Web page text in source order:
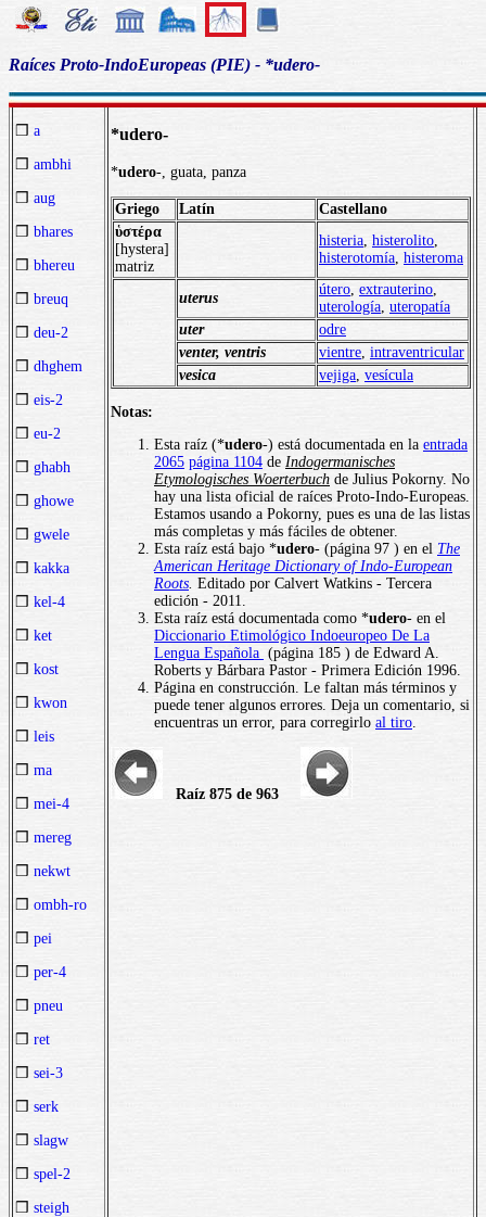
Raíces Proto-IndoEuropeas (PIE) - *udero-
❒ a
❒ ambhi
❒ aug
❒ bhares
❒ bhereu
❒ breuq
❒ deu-2
❒ dhghem
❒ eis-2
❒ eu-2
❒ ghabh
❒ ghowe
❒ gwele
❒ kakka
❒ kel-4
❒ ket
❒ kost
❒ kwon
❒ leis
❒ ma
❒ mei-4
❒ mereg
❒ nekwt
❒ ombh-ro
❒ pei
❒ per-4
❒ pneu
❒ ret
❒ sei-3
❒ serk
❒ slagw
❒ spel-2
❒ steigh
*udero-
*udero-, guata, panza
Griego Latín
Castellano
ὑστέρα
[hystera]
matriz
histeria histerolito
histerotomía histeroma
uterus
útero extrauterino
uterología uteropatía
uter
odre
venter, ventris
vientre intraventricular
vesica
vejiga vesícula
Notas:
Esta raíz (*udero-) está documentada en la entrada
2065 página 1104 de Indogermanisches
Etymologisches Woerterbuch de Julius Pokorny. No
hay una lista oficial de raíces Proto-Indo-Europeas.
Estamos usando a Pokorny, pues es una de las listas
más completas y más fáciles de obtener.
Esta raíz está bajo *udero- (página 97 ) en el The
American Heritage Dictionary of Indo-European
Roots Editado por Calvert Watkins - Tercera
edición - 2011.
Esta raíz está documentada como *udero- en el
Diccionario Etimológico Indoeuropeo De La
Lengua Española (página 185 ) de Edward A.
Roberts y Bárbara Pastor - Primera Edición 1996.
Página en construcción. Le faltan más términos y
puede tener algunos errores. Deja un comentario, si
encuentras un error, para corregirlo al tiro
Raíz 875 de 963